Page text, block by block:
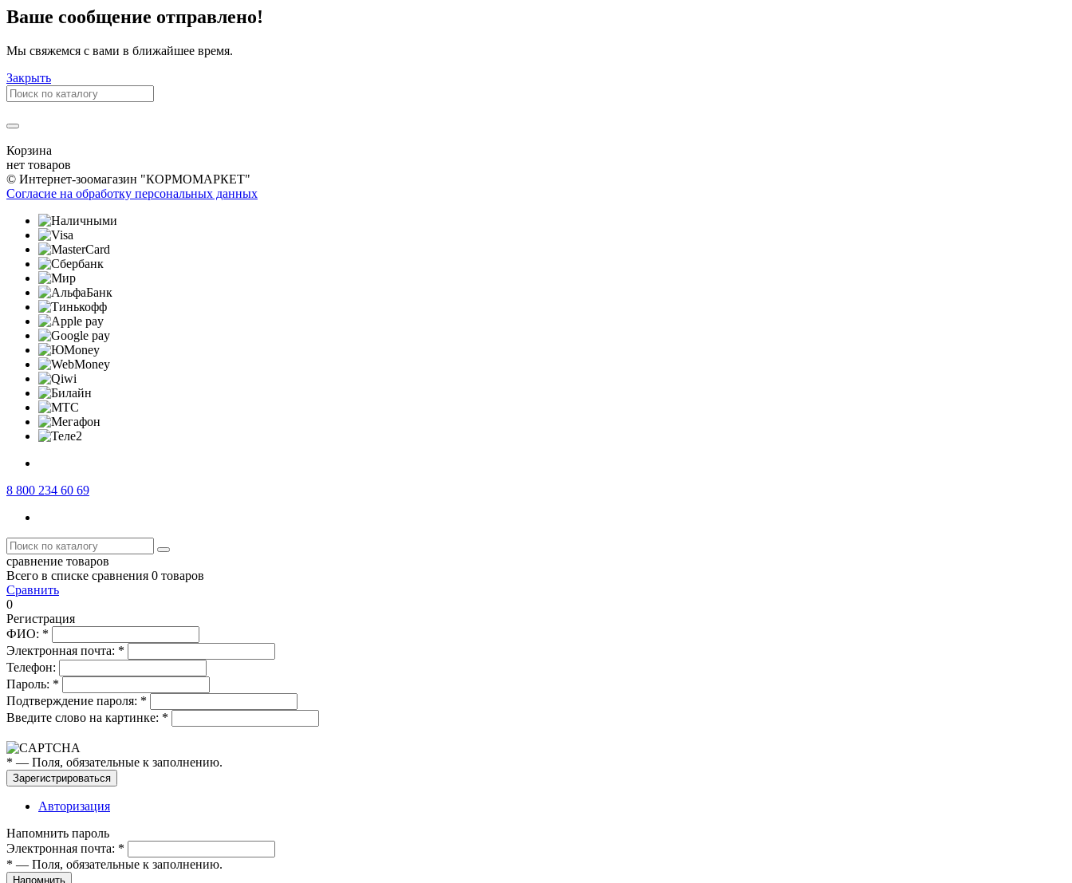
Ваше сообщение отправлено!
Мы свяжемся с вами в ближайшее время.
Закрыть
Корзина
нет товаров
© Интернет-зоомагазин "КОРМОМАРКЕТ"
Согласие на обработку персональных данных
8 800 234 60 69
сравнение товаров
Всего в списке сравнения 0 товаров
Сравнить
0
Регистрация
ФИО: *
Электронная почта: *
Телефон:
Пароль: *
Подтверждение пароля: *
Введите слово на картинке: *
* — Поля, обязательные к заполнению.
Зарегистрироваться
Авторизация
Напомнить пароль
Электронная почта: *
* — Поля, обязательные к заполнению.
Напомнить